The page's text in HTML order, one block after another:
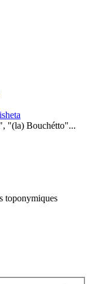
"(la) Bouchétto"...
toponymiques